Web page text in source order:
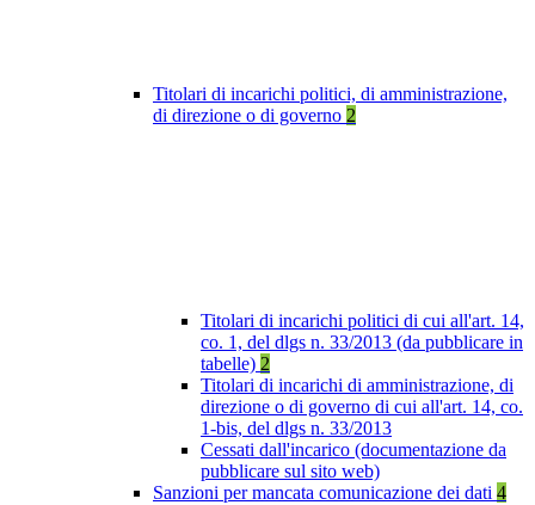
Titolari di incarichi politici, di amministrazione,
di direzione o di governo 2
Titolari di incarichi politici di cui all'art. 14,
co. 1, del dlgs n. 33/2013 (da pubblicare in
tabelle) 2
Titolari di incarichi di amministrazione, di
direzione o di governo di cui all'art. 14, co.
1-bis, del dlgs n. 33/2013
Cessati dall'incarico (documentazione da
pubblicare sul sito web)
Sanzioni per mancata comunicazione dei dati 4